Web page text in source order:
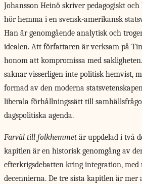
Johansson Heinö skriver pedagogiskt
hör hemma i en svensk-amerikansk
Han är genomgående analytisk och
idealen. Att författaren är verksam på
honom att kompromissa med
saknar visserligen inte politisk hemvist,
formad av den moderna
liberala förhållningssätt till
dagspolitiska agenda.
Farväl till folkhemmetär uppdelad i två
kapitlen är en historisk genomgång av
efterkrigsdebatten kring integration, med
decennierna. De tre sista kapitlen är